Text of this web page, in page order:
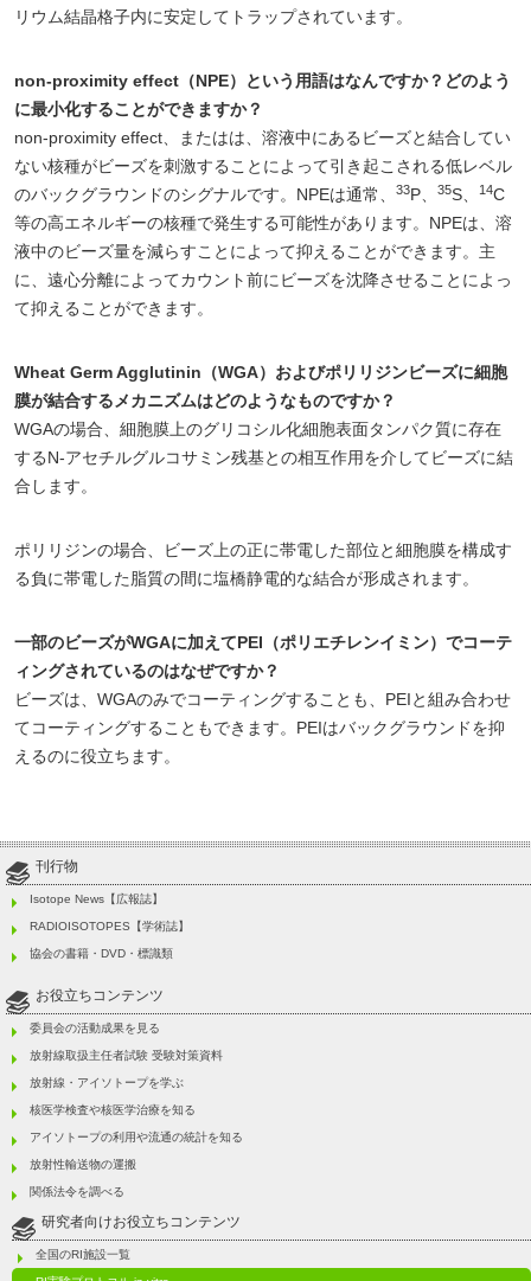
リウム結晶格子内に安定してトラップされています。
non-proximity effect（NPE）という用語はなんですか？どのよう
に最小化することができますか？
non-proximity effect、またはは、溶液中にあるビーズと結合してい
ない核種がビーズを刺激することによって引き起こされる低レベル
のバックグラウンドのシグナルです。NPEは通常、
33P、 35S、 14C
等の高エネルギーの核種で発生する可能性があります。NPEは、溶
液中のビーズ量を減らすことによって抑えることができます。主
に、遠心分離によってカウント前にビーズを沈降させることによっ
て抑えることができます。
Wheat Germ Agglutinin（WGA）およびポリリジンビーズに細胞
膜が結合するメカニズムはどのようなものですか？
WGAの場合、細胞膜上のグリコシル化細胞表面タンパク質に存在
するN-アセチルグルコサミン残基との相互作用を介してビーズに結
合します。
ポリリジンの場合、ビーズ上の正に帯電した部位と細胞膜を構成す
る負に帯電した脂質の間に塩橋静電的な結合が形成されます。
一部のビーズがWGAに加えてPEI（ポリエチレンイミン）でコーテ
ィングされているのはなぜですか？
ビーズは、WGAのみでコーティングすることも、PEIと組み合わせ
てコーティングすることもできます。PEIはバックグラウンドを抑
えるのに役立ちます。
刊行物
Isotope News【広報誌】
RADIOISOTOPES【学術誌】
協会の書籍・DVD・標識類
お役立ちコンテンツ
委員会の活動成果を見る
放射線取扱主任者試験 受験対策資料
放射線・アイソトープを学ぶ
核医学検査や核医学治療を知る
アイソトープの利用や流通の統計を知る
放射性輸送物の運搬
関係法令を調べる
研究者向けお役立ちコンテンツ
全国のRI施設一覧